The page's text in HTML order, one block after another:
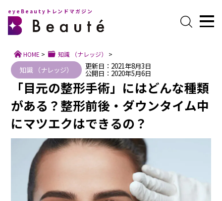
eyeBeautyトレンドマガジン
HOME > 知識 （ナレッジ） >
知識 （ナレッジ） 更新日：2021年8月3日
公開日：2020年5月6日
「目元の整形手術」にはどんな種類
がある？整形前後・ダウンタイム中
にマツエクはできるの？